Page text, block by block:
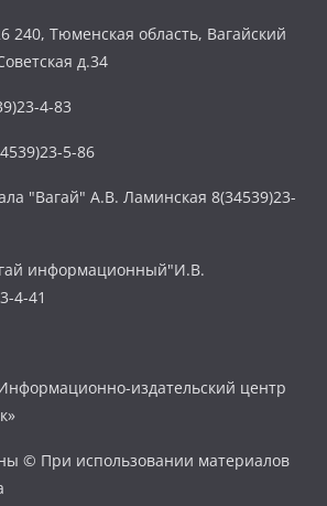
240, Тюменская область, Вагайский
д.34
4-83
5-86
"Вагай" А.В. Ламинская 8(34539)23-
информационный"И.В.
4-41
издательский центр
© При использовании материалов